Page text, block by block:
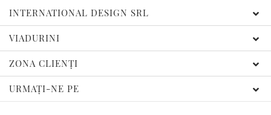
INTERNATIONAL DESIGN SRL
VIADURINI
ZONA CLIENȚI
URMAȚI-NE PE